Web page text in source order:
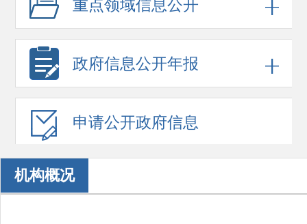
重点领域信息公开
政府信息公开年报
申请公开政府信息
机构概况